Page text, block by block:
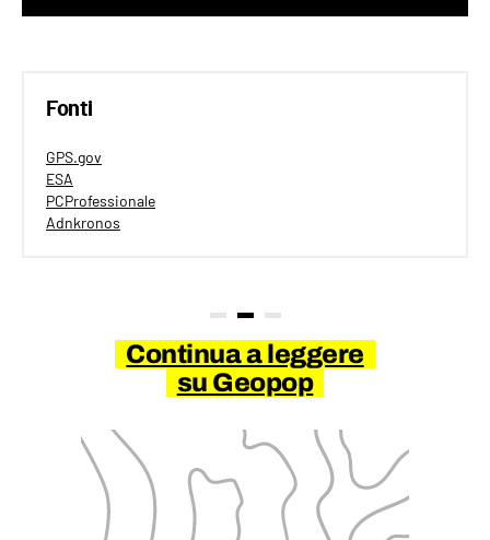
Fonti
GPS.gov
ESA
PCProfessionale
Adnkronos
Continua a leggere
su Geopop